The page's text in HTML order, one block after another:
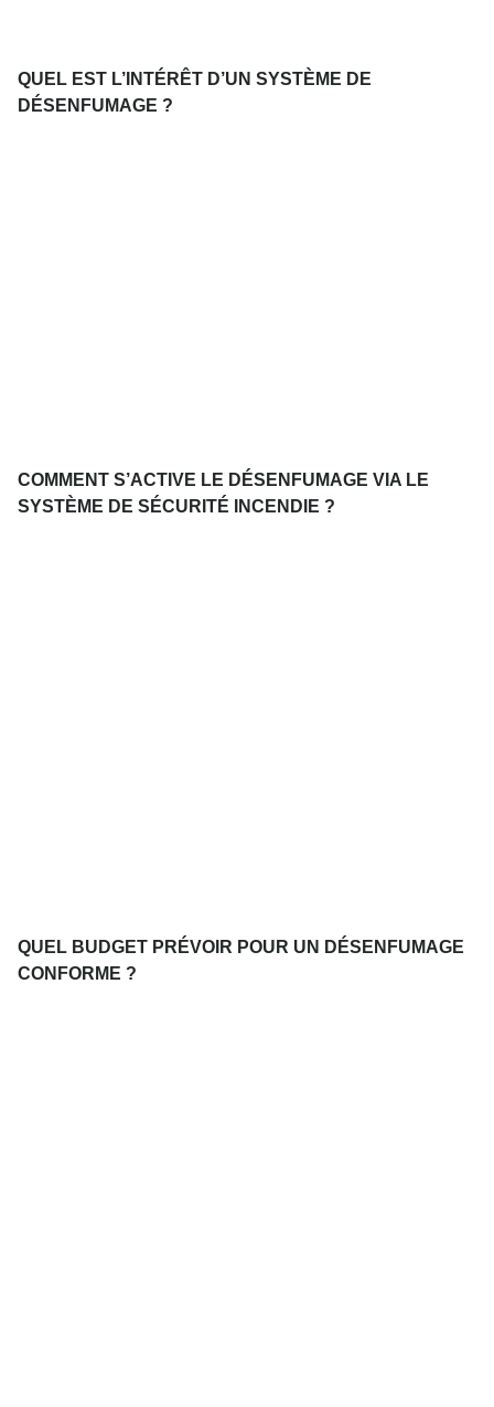
QUEL EST L’INTÉRÊT D’UN SYSTÈME DE
DÉSENFUMAGE ?
COMMENT S’ACTIVE LE DÉSENFUMAGE VIA LE
SYSTÈME DE SÉCURITÉ INCENDIE ?
QUEL BUDGET PRÉVOIR POUR UN DÉSENFUMAGE
CONFORME ?